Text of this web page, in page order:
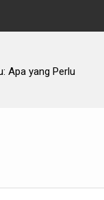
Apa yang Perlu